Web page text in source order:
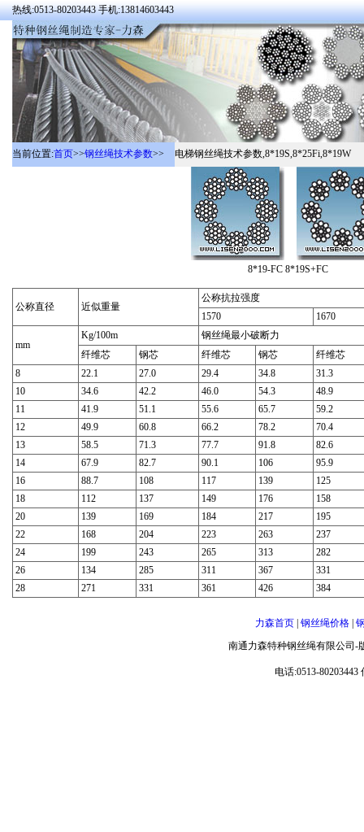
热线:0513-80203443 手机:13814603443
当前位置:首页>>钢丝绳技术参数>> 电梯钢丝绳技术参数,8*19S,8*25Fi,8*19W
8*19-FC
公称直径 近似重量
公称抗拉强度
1570
1670
mm
Kg/100m
钢丝绳最小破断力
纤维芯
钢芯 纤维芯 钢芯
纤维芯
8
22.1 27.0 29.4 34.8
31.3
10
34.6 42.2 46.0 54.3
48.9
11
41.9 51.1 55.6 65.7
59.2
12
49.9 60.8 66.2 78.2
70.4
13
58.5 71.3 77.7 91.8
82.6
14
67.9 82.7 90.1 106
95.9
16
88.7 108 117 139
125
18
112 137 149 176
158
20
139 169 184 217
195
22
168 204 223 263
237
24
199 243 265 313
282
26
134 285 311 367
331
28
271 331 361 426 384
力森首页 钢丝绳价格
南通力森特种钢丝绳有限公司-
电话:0513-80203443